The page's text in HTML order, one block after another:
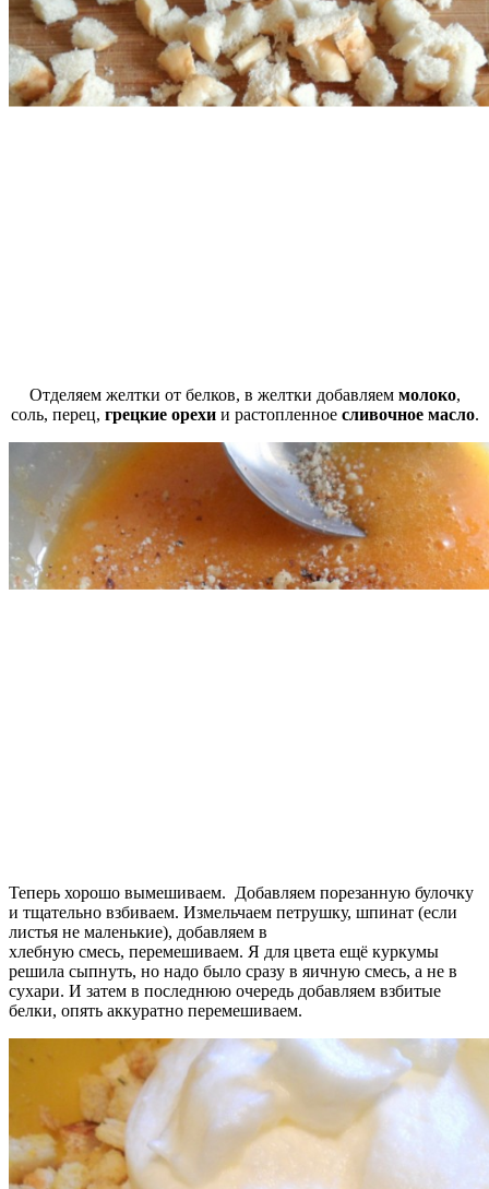
Отделяем желтки от белков, в желтки добавляем молоко,
соль, перец, грецкие орехии растопленное сливочное масло.
Теперь хорошо вымешиваем. Добавляем порезанную булочку
и тщательно взбиваем. Измельчаем петрушку, шпинат (если
листья не маленькие), добавляем в
хлебную смесь, перемешиваем. Я для цвета ещё куркумы
решила сыпнуть, но надо было сразу в яичную смесь, а не в
сухари. И затем в последнюю очередь добавляем взбитые
белки, опять аккуратно перемешиваем.